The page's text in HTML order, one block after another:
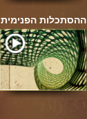
ההסתכלות הפנימית